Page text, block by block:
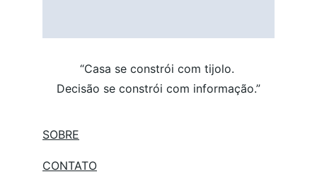
SOBRE
CONTATO
“Casa se constrói com tijolo.
Decisão se constrói com informação.”